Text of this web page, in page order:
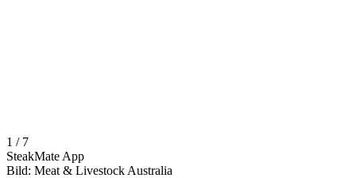
1 / 7
SteakMate App
Bild: Meat & Livestock Australia